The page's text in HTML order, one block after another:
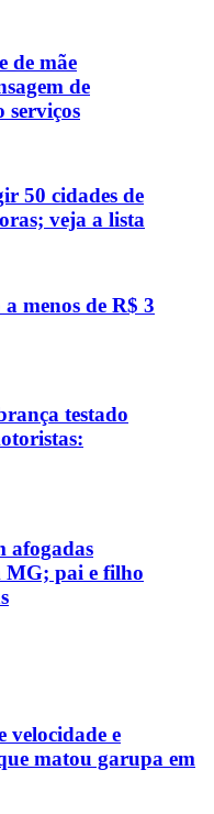
de mãe
de
serviços
50 cidades de
veja a lista
menos de R$ 3
testado
afogadas
MG; pai e filho
velocidade e
matou garupa em